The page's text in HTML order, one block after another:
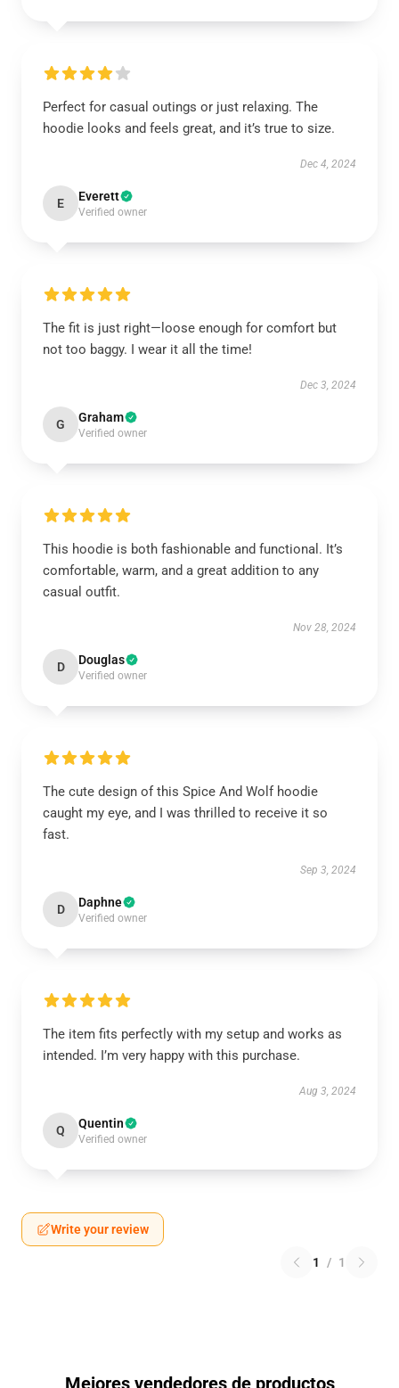
Perfect for casual outings or just relaxing. The
hoodie looks and feels great, and it’s true to size.
Dec 4, 2024
E Everett
Verified owner
The fit is just right—loose enough for comfort but
not too baggy. I wear it all the time!
Dec 3, 2024
G Graham
Verified owner
This hoodie is both fashionable and functional. It’s
comfortable, warm, and a great addition to any
casual outfit.
Nov 28, 2024
D Douglas
Verified owner
The cute design of this Spice And Wolf hoodie
caught my eye, and I was thrilled to receive it so
fast.
Sep 3, 2024
D Daphne
Verified owner
The item fits perfectly with my setup and works as
intended. I’m very happy with this purchase.
Aug 3, 2024
Q Quentin
Verified owner
Write your review
1 / 1
Mejores vendedores de productos